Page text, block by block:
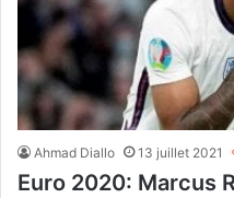
Ahmad Diallo 13 juillet 2021
Euro 2020: Marcus